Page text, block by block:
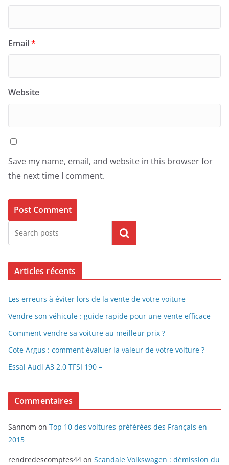
Email*
Website
Save my name, email, and website in this browser for
the next time I comment.
Search
Articles récents
Les erreurs à éviter lors de la vente de votre voiture
Vendre son véhicule : guide rapide pour une vente efficace
Comment vendre sa voiture au meilleur prix ?
Cote Argus : comment évaluer la valeur de votre voiture ?
Essai Audi A3 2.0 TFSI 190 –
Commentaires
Sannom on Top 10 des voitures préférées des Français en
2015
rendredescomptes44 on Scandale Volkswagen : démission du